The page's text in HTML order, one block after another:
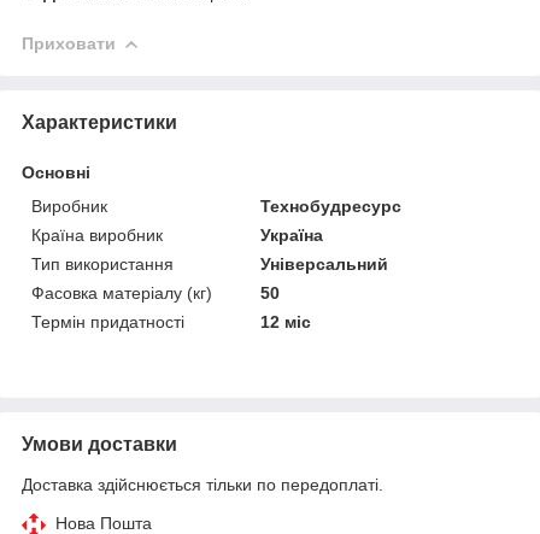
Приховати
Характеристики
Основні
Виробник
Технобудресурс
Країна виробник
Україна
Тип використання
Універсальний
Фасовка матеріалу (кг)
50
Термін придатності
12 міс
Умови доставки
Доставка здійснюється тільки по передоплаті.
Нова Пошта